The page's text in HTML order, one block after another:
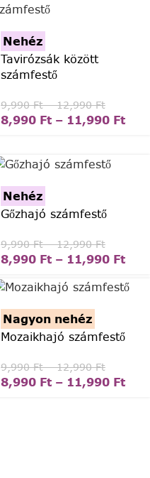
Nehéz
Tavirózsák között
számfestő
9,990Ft – 12,990Ft
8,990 Ft – 11,990 Ft
Nehéz
Gőzhajó számfestő
9,990Ft – 12,990Ft
8,990 Ft – 11,990 Ft
Nagyon nehéz
Mozaikhajó számfestő
9,990Ft – 12,990Ft
8,990 Ft – 11,990 Ft